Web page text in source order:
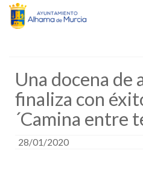
Una docena de
finaliza con
´Camina entre
28/01/2020